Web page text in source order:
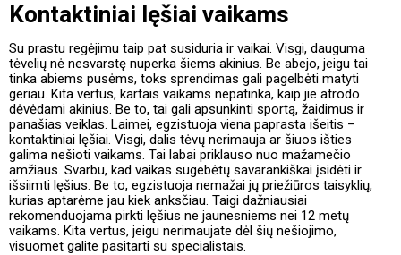
Kontaktiniai lęšiai vaikams
Su prastu regėjimu taip pat susiduria ir vaikai. Visgi, dauguma
tėvelių nė nesvarstę nuperka šiems akinius. Be abejo, jeigu tai
tinka abiems pusėms, toks sprendimas gali pagelbėti matyti
geriau. Kita vertus, kartais vaikams nepatinka, kaip jie atrodo
dėvėdami akinius. Be to, tai gali apsunkinti sportą, žaidimus ir
panašias veiklas. Laimei, egzistuoja viena paprasta išeitis –
kontaktiniai lęšiai. Visgi, dalis tėvų nerimauja ar šiuos išties
galima nešioti vaikams. Tai labai priklauso nuo mažamečio
amžiaus. Svarbu, kad vaikas sugebėtų savarankiškai įsidėti ir
išsiimti lęšius. Be to, egzistuoja nemažai jų priežiūros taisyklių,
kurias aptarėme jau kiek anksčiau. Taigi dažniausiai
rekomenduojama pirkti lęšius ne jaunesniems nei 12 metų
vaikams. Kita vertus, jeigu nerimaujate dėl šių nešiojimo,
visuomet galite pasitarti su specialistais.